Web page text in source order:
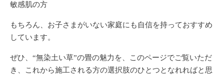
敏感肌の方
もちろん、お子さまがいない家庭にも自信を持っておすすめ
しています。
ぜひ、“無染土い草”の畳の魅力を、このページでご覧いただ
き、これから施工される方の選択肢のひとつとなれればと思